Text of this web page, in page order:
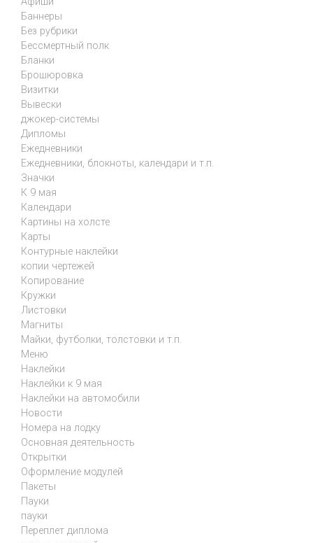
Баннеры
Без рубрики
Бессмертный полк
Бланки
Брошюровка
Визитки
Вывески
джокер-системы
Дипломы
Ежедневники
Ежедневники, блокноты, календари и т.п.
Значки
К 9 мая
Календари
Картины на холсте
Карты
Контурные наклейки
копии чертежей
Копирование
Кружки
Листовки
Магниты
Майки, футболки, толстовки и т.п.
Меню
Наклейки
Наклейки к 9 мая
Наклейки на автомобили
Новости
Номера на лодку
Основная деятельность
Открытки
Оформление модулей
Пакеты
Пауки
пауки
Переплет диплома